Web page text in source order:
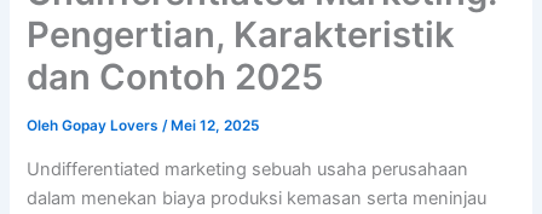
Pengertian, Karakteristik
dan Contoh 2025
OlehGopay Lovers/ Mei 12, 2025
Undifferentiated marketing sebuah usaha perusahaan
dalam menekan biaya produksi kemasan serta meninjau